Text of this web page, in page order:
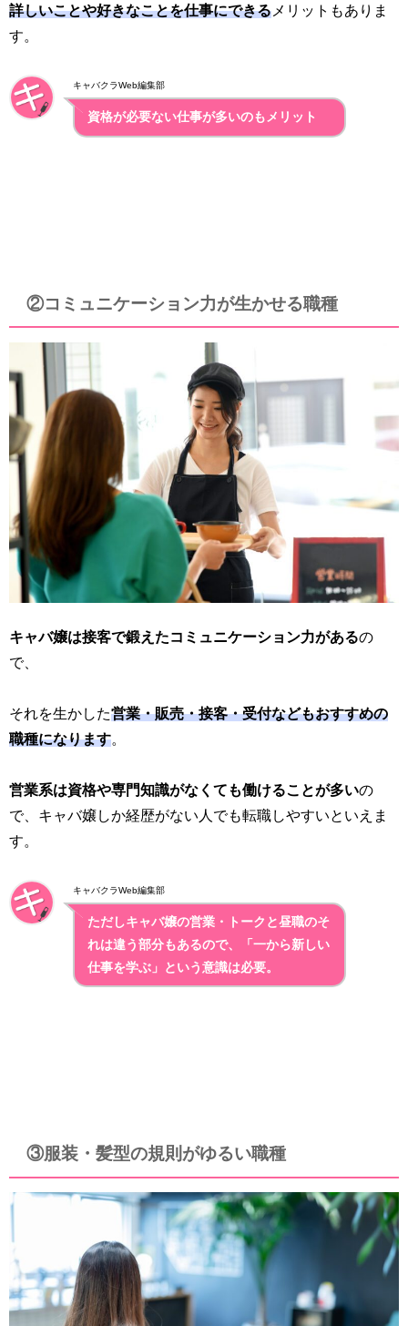
詳しいことや好きなことを仕事にできる メリットもありま
す。
キャバクラWeb編集部
資格が必要ない仕事が多いのもメリット
②コミュニケーション力が生かせる職種
キャバ嬢は接客で鍛えたコミュニケーション力があるの
で、
それを生かした営業・販売・接客・受付などもおすすめの
職種になります。
営業系は資格や専門知識がなくても働けることが多いの
で、キャバ嬢しか経歴がない人でも転職しやすいといえま
す。
キャバクラWeb編集部
ただしキャバ嬢の営業・トークと昼職のそ
れは違う部分もあるので、「一から新しい
仕事を学ぶ」という意識は必要。
③服装・髪型の規則がゆるい職種